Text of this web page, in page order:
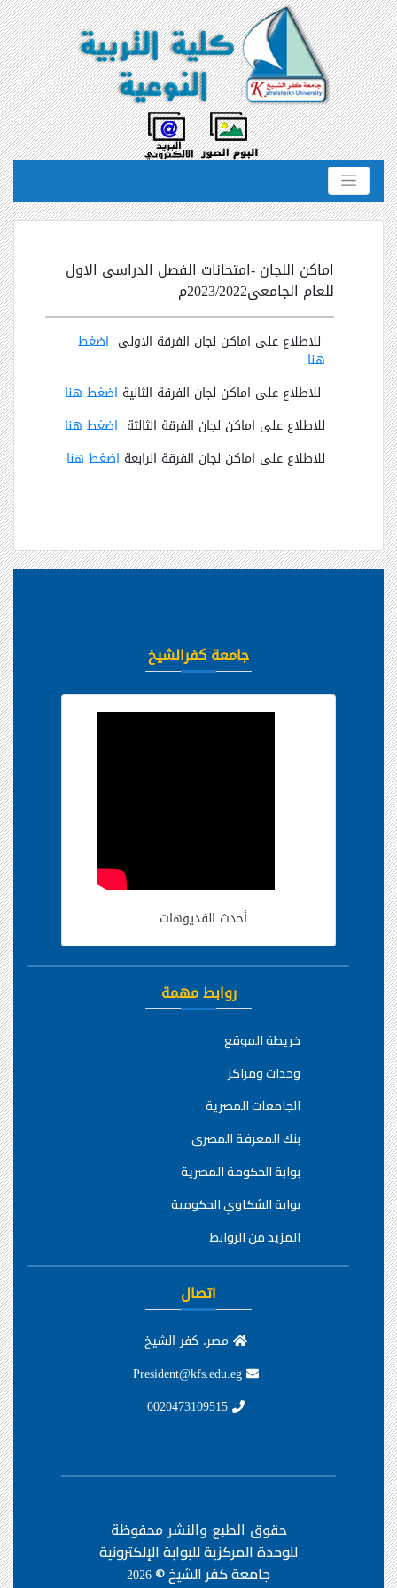
اماكن اللجان -امتحانات الفصل الدراسى الاول
للعام الجامعى2023/2022م
للاطلاع على اماكن لجان الفرقة الاولى اضغط
هنا
للاطلاع على اماكن لجان الفرقة الثانية اضغط هنا
للاطلاع على اماكن لجان الفرقة الثالثة اضغط هنا
للاطلاع على اماكن لجان الفرقة الرابعة اضغط هنا
جامعة كفرالشيخ
أحدث الفديوهات
روابط مهمة
خريطة الموقع
وحدات ومراكز
الجامعات المصرية
بنك المعرفة المصري
بوابة الحكومة المصرية
بوابة الشكاوي الحكومية
المزيد من الروابط
اتصال
مصر، كفر الشيخ
حقوق الطبع والنشر محفوظة
للوحدة المركزية للبوابة الإلكترونية
جامعة كفر الشيخ ©2026